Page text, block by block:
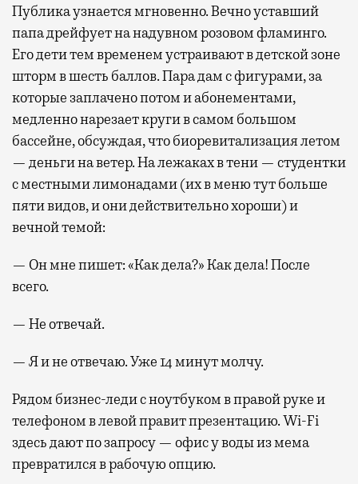
Публика узнается мгновенно. Вечно уставший
папа дрейфует на надувном розовом фламинго.
Его дети тем временем устраивают в детской зоне
шторм в шесть баллов. Пара дам с фигурами, за
которые заплачено потом и абонементами,
медленно нарезает круги в самом большом
бассейне, обсуждая, что биоревитализация летом
— деньги на ветер. На лежаках в тени — студентки
с местными лимонадами (их в меню тут больше
пяти видов, и они действительно хороши) и
вечной темой:
— Он мне пишет: «Как дела?» Как дела! После
всего.
— Не отвечай.
— Я и не отвечаю. Уже 14 минут молчу.
Рядом бизнес-леди с ноутбуком в правой руке и
телефоном в левой правит презентацию. Wi-Fi
здесь дают по запросу — офис у воды из мема
превратился в рабочую опцию.